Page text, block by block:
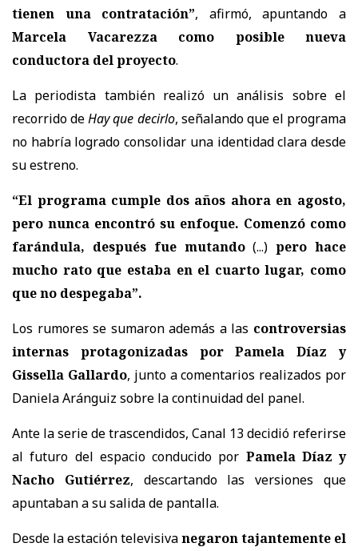
tienen una contratación”, afirmó, apuntando a
Marcela Vacarezza como posible nueva
conductora del proyecto.
La periodista también realizó un análisis sobre el
recorrido deHay que decirlo, señalando que el programa
no habría logrado consolidar una identidad clara desde
su estreno.
“El programa cumple dos años ahora en agosto,
pero nunca encontró su enfoque. Comenzó como
farándula, después fue mutando(...)pero hace
mucho rato que estaba en el cuarto lugar, como
que no despegaba”.
Los rumores se sumaron además a las controversias
internas protagonizadas por Pamela Díaz y
Gissella Gallardo, junto a comentarios realizados por
Daniela Aránguiz sobre la continuidad del panel.
Ante la serie de trascendidos, Canal 13 decidió referirse
al futuro del espacio conducido por Pamela Díaz y
Nacho Gutiérrez, descartando las versiones que
apuntaban a su salida de pantalla.
Desde la estación televisivanegaron tajantemente el